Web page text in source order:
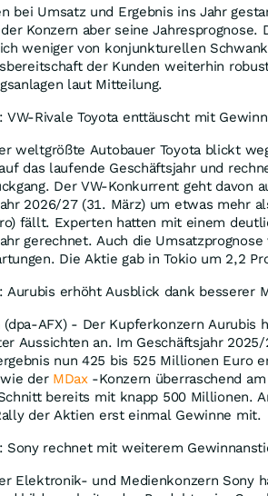
bei Umsatz und Ergebnis ins Jahr
Konzern aber seine
weniger von konjunkturellen
der Kunden weiterhin
laut Mitteilung.
VW-Rivale Toyota enttäuscht mit
weltgrößte Autobauer Toyota blickt
das laufende Geschäftsjahr und
Der VW-Konkurrent geht davon
2026/27 (31. März) um etwas mehr
fällt. Experten hatten mit einem
gerechnet. Auch die
Die Aktie gab in Tokio um 2,2
Aurubis erhöht Ausblick dank besserer
(dpa-AFX) - Der Kupferkonzern Aurubis
Aussichten an. Im Geschäftsjahr
nun 425 bis 525 Millionen Euro
der MDax-Konzern überraschend
bereits mit knapp 500 Millionen.
der Aktien erst einmal Gewinne mit.
Sony rechnet mit weiterem
Elektronik- und Medienkonzern Sony